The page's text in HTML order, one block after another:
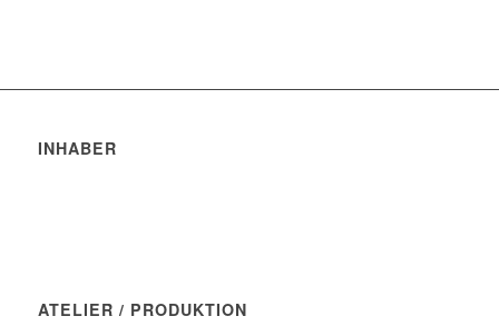
INHABER
ATELIER / PRODUKTION